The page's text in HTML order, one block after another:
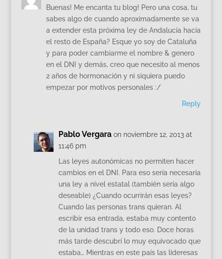
Buenas! Me encanta tu blog! Pero una cosa, tu
sabes algo de cuando aproximadamente se va
a extender esta próxima ley de Andalucía hacia
el resto de España? Esque yo soy de Cataluña
y para poder cambiarme el nombre & genero
en el DNI y demás, creo que necesito al menos
2 años de hormonación y ni siquiera puedo
empezar por motivos personales :/
Reply
Pablo Vergara on noviembre 12, 2013 at
11:46 pm
Las leyes autonómicas no permiten hacer
cambios en el DNI. Para eso sería necesaria
una ley a nivel estatal (también sería algo
deseable) ¿Cuando ocurrirán esas leyes?
Cuando las personas trans quieran. Al
escribir esa entrada, estaba muy contento
de la unidad trans y todo eso. Doce horas
más tarde descubrí lo muy equivocado que
estaba… Mientras en este país las lideresas